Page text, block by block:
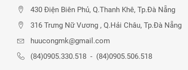
430 Điện Biên Phủ, Q.Thanh Khê, Tp.Đà Nẵng
316 Trưng Nữ Vương , Q.Hải Châu, Tp.Đà Nẵng
huucongmk@gmail.com
(84)0905.330.518 - (84)0905.506.518